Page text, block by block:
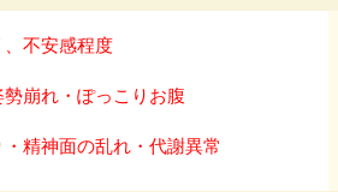
の症状】
不安感程度
崩れ・ぽっこりお腹
精神面の乱れ・代謝異常